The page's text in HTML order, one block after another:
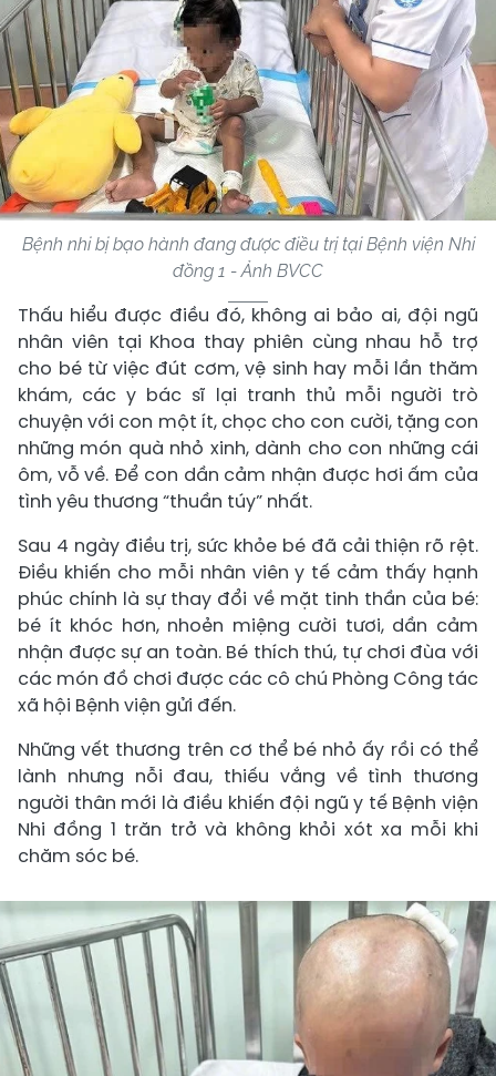
Bệnh nhi bị bạo hành đang được điều trị tại Bệnh viện Nhi
đồng 1 - Ảnh BVCC
Thấu hiểu được điều đó, không ai bảo ai, đội ngũ
nhân viên tại Khoa thay phiên cùng nhau hỗ trợ
cho bé từ việc đút cơm, vệ sinh hay mỗi lần thăm
khám, các y bác sĩ lại tranh thủ mỗi người trò
chuyện với con một ít, chọc cho con cười, tặng con
những món quà nhỏ xinh, dành cho con những cái
ôm, vỗ về. Để con dần cảm nhận được hơi ấm của
tình yêu thương “thuần túy” nhất.
Sau 4 ngày điều trị, sức khỏe bé đã cải thiện rõ rệt.
Điều khiến cho mỗi nhân viên y tế cảm thấy hạnh
phúc chính là sự thay đổi về mặt tinh thần của bé:
bé ít khóc hơn, nhoẻn miệng cười tươi, dần cảm
nhận được sự an toàn. Bé thích thú, tự chơi đùa với
các món đồ chơi được các cô chú Phòng Công tác
xã hội Bệnh viện gửi đến.
Những vết thương trên cơ thể bé nhỏ ấy rồi có thể
lành nhưng nỗi đau, thiếu vắng về tình thương
người thân mới là điều khiến đội ngũ y tế Bệnh viện
Nhi đồng 1 trăn trở và không khỏi xót xa mỗi khi
chăm sóc bé.